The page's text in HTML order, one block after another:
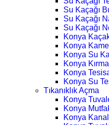
Su Kaçağı
Su Kaçağı
Su Kaçağı
Konya
Konya
Konya Su
Konya
Konya
Konya Su
Tıkanıklık Açma
Konya
Konya
Konya